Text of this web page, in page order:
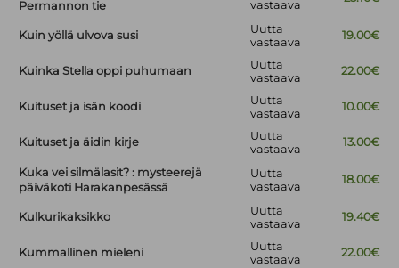
Permannon tie
vastaava
Kuin yöllä ulvova susi
Uutta
vastaava
19.00€
Kuinka Stella oppi puhumaan
Uutta
vastaava
22.00€
Kuituset ja isän koodi
Uutta
vastaava
10.00€
Kuituset ja äidin kirje
Uutta
vastaava
13.00€
Kuka vei silmälasit? : mysteerejä
päiväkoti Harakanpesässä
Uutta
vastaava
18.00€
Kulkurikaksikko
Uutta
vastaava
19.40€
Kummallinen mieleni
Uutta
vastaava
22.00€